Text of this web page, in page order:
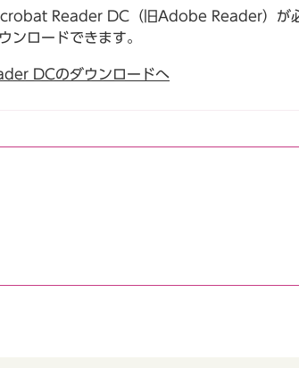
Reader DC（旧Adobe Reader）が必
ンロードできます。
DCのダウンロードへ